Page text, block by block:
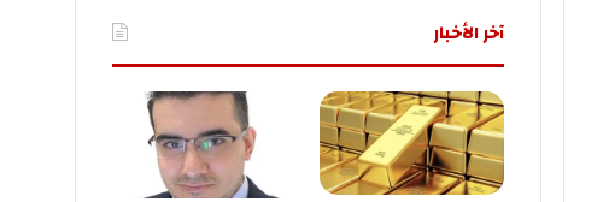
آخر الأخبار